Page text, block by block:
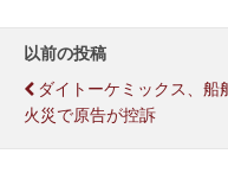
以前の投稿
ダイトーケミックス、船
火災で原告が控訴